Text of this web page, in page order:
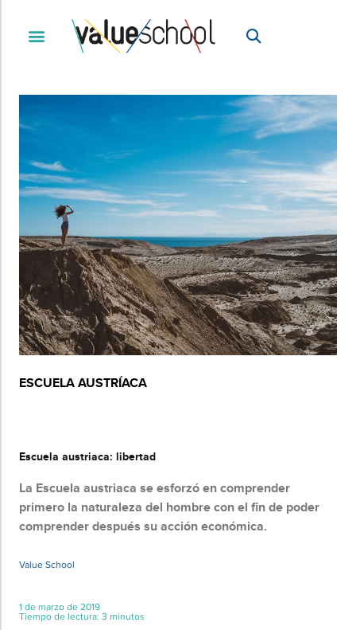
ESCUELA AUSTRÍACA
Escuela austriaca: libertad
La Escuela austriaca se esforzó en comprender
primero la naturaleza del hombre con el fin de poder
comprender después su acción económica.
Value School
1 de marzo de 2019
Tiempo de lectura: 3 minutos